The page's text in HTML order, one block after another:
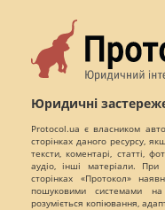
Юридичні
Protocol.ua є власником
сторінках даного ресурсу,
тексти, коментарі, статті,
аудіо, інші матеріали.
сторінках «Протокол»
пошуковими системами
розуміється копіювання,